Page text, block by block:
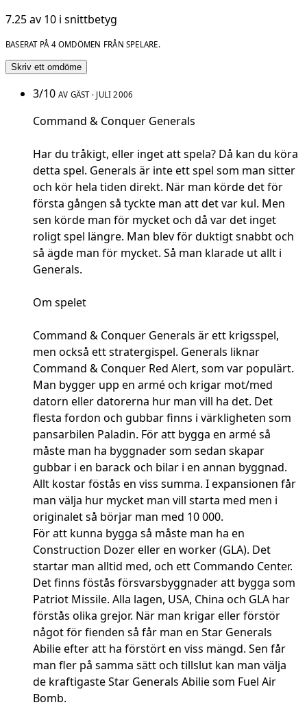
7.25 av 10 i snittbetyg
BASERAT PÅ 4 OMDÖMEN FRÅN SPELARE.
Skriv ett omdöme
3/10 AV GÄST · JULI 2006
Command & Conquer Generals
Har du tråkigt, eller inget att spela? Då kan du köra
detta spel. Generals är inte ett spel som man sitter
och kör hela tiden direkt. När man körde det för
första gången så tyckte man att det var kul. Men
sen körde man för mycket och då var det inget
roligt spel längre. Man blev för duktigt snabbt och
så ägde man för mycket. Så man klarade ut allt i
Generals.
Om spelet
Command & Conquer Generals är ett krigsspel,
men också ett stratergispel. Generals liknar
Command & Conquer Red Alert, som var populärt.
Man bygger upp en armé och krigar mot/med
datorn eller datorerna hur man vill ha det. Det
flesta fordon och gubbar finns i värkligheten som
pansarbilen Paladin. För att bygga en armé så
måste man ha byggnader som sedan skapar
gubbar i en barack och bilar i en annan byggnad.
Allt kostar föstås en viss summa. I expansionen får
man välja hur mycket man vill starta med men i
originalet så börjar man med 10 000.
För att kunna bygga så måste man ha en
Construction Dozer eller en worker (GLA). Det
startar man alltid med, och ett Commando Center.
Det finns föstås försvarsbyggnader att bygga som
Patriot Missile. Alla lagen, USA, China och GLA har
förstås olika grejor. När man krigar eller förstör
något för fienden så får man en Star Generals
Abilie efter att ha förstört en viss mängd. Sen får
man fler på samma sätt och tillslut kan man välja
de kraftigaste Star Generals Abilie som Fuel Air
Bomb.